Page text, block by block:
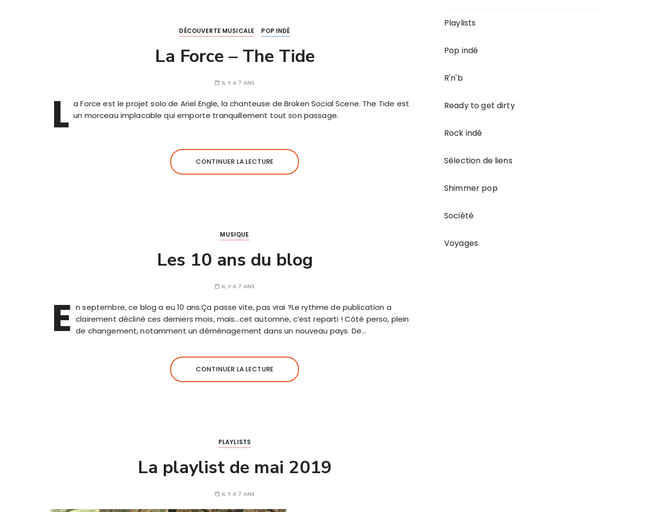
DÉCOUVERTE MUSICALE POP INDÉ
La Force – The Tide
IL Y A 7 ANS
L a Force est le projet solo de Ariel Engle, la chanteuse de Broken Social Scene. The Tide est
un morceau implacable qui emporte tranquillement tout son passage.
CONTINUER LA LECTURE
MUSIQUE
Les 10 ans du blog
IL Y A 7 ANS
E n septembre, ce blog a eu 10 ans.Ça passe vite, pas vrai ?Le rythme de publication a
clairement décliné ces derniers mois, mais…cet automne, c’est reparti ! Côté perso, plein
de changement, notamment un déménagement dans un nouveau pays. De…
CONTINUER LA LECTURE
PLAYLISTS
La playlist de mai 2019
IL Y A 7 ANS
Playlists
Pop indé
R'n'b
Ready to get dirty
Rock indé
Sélection de liens
Shimmer pop
Société
Voyages